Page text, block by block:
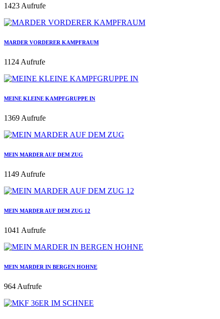
1423 Aufrufe
MARDER VORDERER KAMPFRAUM
1124 Aufrufe
MEINE KLEINE KAMPFGRUPPE IN
1369 Aufrufe
MEIN MARDER AUF DEM ZUG
1149 Aufrufe
MEIN MARDER AUF DEM ZUG 12
1041 Aufrufe
MEIN MARDER IN BERGEN HOHNE
964 Aufrufe